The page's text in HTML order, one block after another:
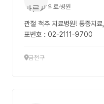
의료·병원
관절 척추 치료병원! 통증치료, 비수술 주사치료에서 수술까지 대
표번호 : 02-2111-9700
금천구